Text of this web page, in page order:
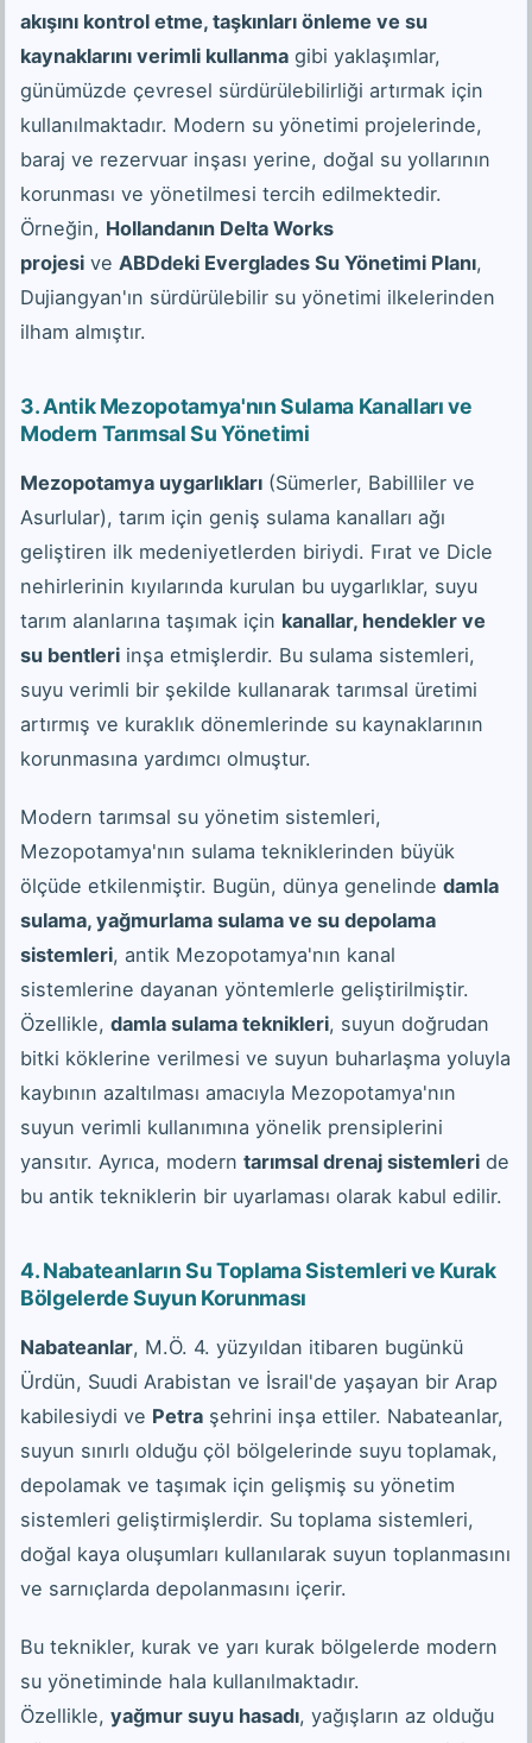
akışını kontrol etme, taşkınları önleme ve su
kaynaklarını verimli kullanma gibi yaklaşımlar,
günümüzde çevresel sürdürülebilirliği artırmak için
kullanılmaktadır. Modern su yönetimi projelerinde,
baraj ve rezervuar inşası yerine, doğal su yollarının
korunması ve yönetilmesi tercih edilmektedir.
Örneğin, Hollandanın Delta Works
projesi ve ABDdeki Everglades Su Yönetimi Planı,
Dujiangyan'ın sürdürülebilir su yönetimi ilkelerinden
ilham almıştır.
3. Antik Mezopotamya'nın Sulama Kanalları ve
Modern Tarımsal Su Yönetimi
Mezopotamya uygarlıkları (Sümerler, Babilliler ve
Asurlular), tarım için geniş sulama kanalları ağı
geliştiren ilk medeniyetlerden biriydi. Fırat ve Dicle
nehirlerinin kıyılarında kurulan bu uygarlıklar, suyu
tarım alanlarına taşımak için kanallar, hendekler ve
su bentleri inşa etmişlerdir. Bu sulama sistemleri,
suyu verimli bir şekilde kullanarak tarımsal üretimi
artırmış ve kuraklık dönemlerinde su kaynaklarının
korunmasına yardımcı olmuştur.
Modern tarımsal su yönetim sistemleri,
Mezopotamya'nın sulama tekniklerinden büyük
ölçüde etkilenmiştir. Bugün, dünya genelinde damla
sulama, yağmurlama sulama ve su depolama
sistemleri, antik Mezopotamya'nın kanal
sistemlerine dayanan yöntemlerle geliştirilmiştir.
Özellikle, damla sulama teknikleri, suyun doğrudan
bitki köklerine verilmesi ve suyun buharlaşma yoluyla
kaybının azaltılması amacıyla Mezopotamya'nın
suyun verimli kullanımına yönelik prensiplerini
yansıtır. Ayrıca, modern tarımsal drenaj sistemleri de
bu antik tekniklerin bir uyarlaması olarak kabul edilir.
4. Nabateanların Su Toplama Sistemleri ve Kurak
Bölgelerde Suyun Korunması
Nabateanlar, M.Ö. 4. yüzyıldan itibaren bugünkü
Ürdün, Suudi Arabistan ve İsrail'de yaşayan bir Arap
kabilesiydi ve Petra şehrini inşa ettiler. Nabateanlar,
suyun sınırlı olduğu çöl bölgelerinde suyu toplamak,
depolamak ve taşımak için gelişmiş su yönetim
sistemleri geliştirmişlerdir. Su toplama sistemleri,
doğal kaya oluşumları kullanılarak suyun toplanmasını
ve sarnıçlarda depolanmasını içerir.
Bu teknikler, kurak ve yarı kurak bölgelerde modern
su yönetiminde hala kullanılmaktadır.
Özellikle, yağmur suyu hasadı, yağışların az olduğu